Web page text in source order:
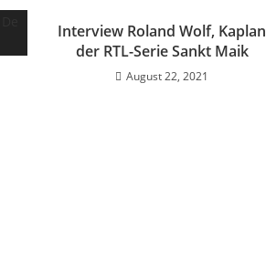
Interview Roland Wolf, Kaplan
der RTL-Serie Sankt Maik
August 22, 2021